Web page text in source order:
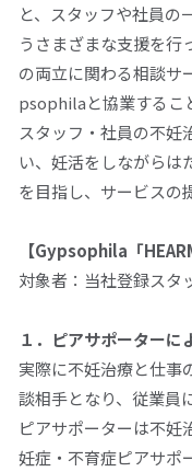
と、スタッフや社員の
うさまざまな支援を行
の両立に関わる相談サ
psophilaと協業するこ
スタッフ・社員の不妊
い、妊活をしながらは
を目指し、サービスの
【Gypsophila 「
対象者：当社登録スタ
１． ピアサポーターに
実際に不妊治療と仕事
談相手となり、従業員
ピアサポーターは不妊
妊症・不育症ピアサポ